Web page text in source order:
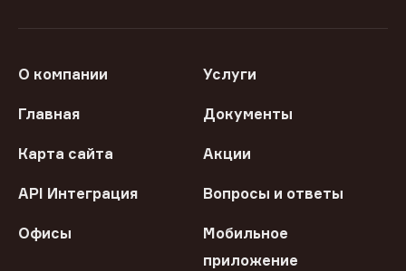
О компании Услуги
Главная Документы
Карта сайта Акции
API Интеграция Вопросы и ответы
Офисы
Мобильное
приложение